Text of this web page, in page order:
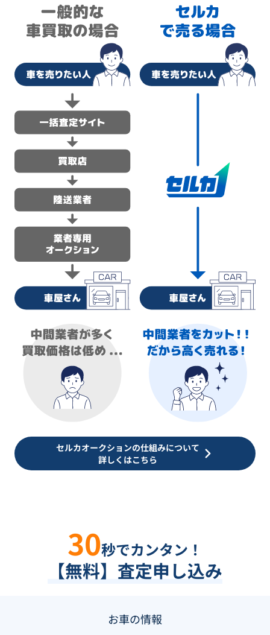
セルカオークションの仕組みについて
詳しくはこちら
30秒でカンタン！
【無料】査定申し込み
お車の情報